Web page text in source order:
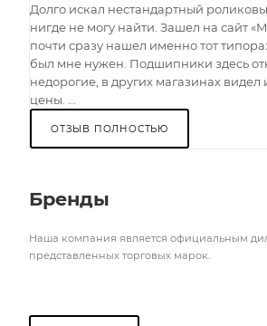
Долго искал нестандартный
нигде не могу найти. Зашел на сайт
почти сразу нашел именно тот
был мне нужен. Подшипники здесь
недорогие, в других магазинах
цены. ...
ОТЗЫВ ПОЛНОСТЬЮ
Бренды
Наша компания является официальным
представленных торговых марок.